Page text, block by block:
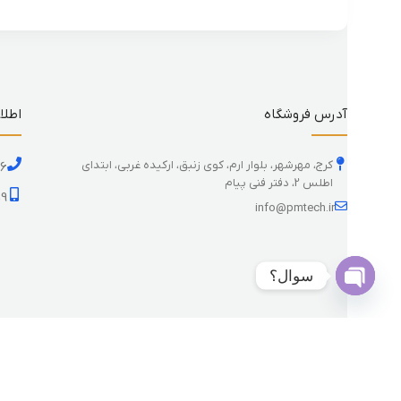
آدرس فروشگاه
کرج، مهرشهر، بلوار ارم، کوی زنبق، ارکیده غربی، ابتدای
اطلس 2، دفتر فنی پیام
info@pmtech.ir
سوال؟